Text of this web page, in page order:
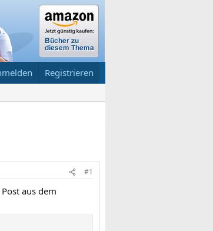
Registrieren
#1
aus dem